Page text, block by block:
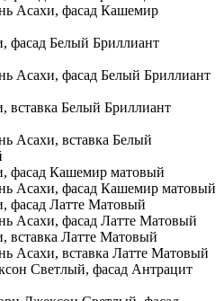
Асахи, фасад Кашемир
Асахи, фасад Белый Бриллиант
Асахи, вставка Белый
Асахи, фасад Кашемир матовый
Асахи, фасад Латте Матовый
Асахи, вставка Латте Матовый